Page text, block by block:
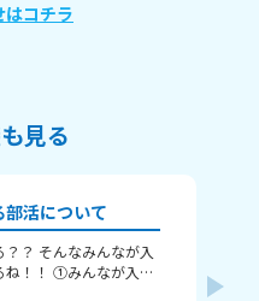
はコチラ
見る
部活について
？ そんなみんなが入
なが入っ